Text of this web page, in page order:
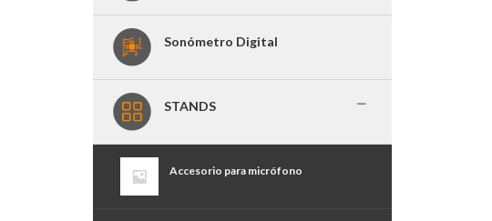
Sonómetro Digital
STANDS
Accesorio para micrófono